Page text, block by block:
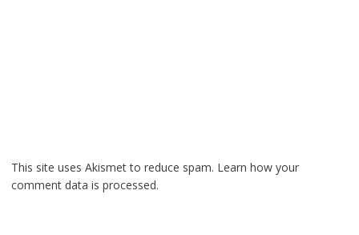
This site uses Akismet to reduce spam. Learn how your
comment data is processed.